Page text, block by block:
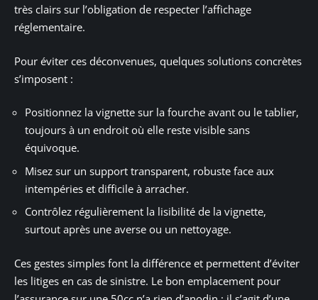
très clairs sur l’obligation de respecter l’affichage
réglementaire.
Pour éviter ces déconvenues, quelques solutions concrètes
s’imposent :
Positionnez la vignette sur la fourche avant ou le tablier,
toujours à un endroit où elle reste visible sans
équivoque.
Misez sur un support transparent, robuste face aux
intempéries et difficile à arracher.
Contrôlez régulièrement la lisibilité de la vignette,
surtout après une averse ou un nettoyage.
Ces gestes simples font la différence et permettent d’éviter
les litiges en cas de sinistre. Le bon emplacement pour